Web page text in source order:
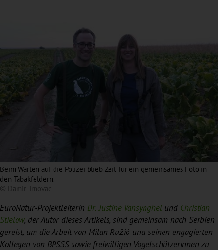
Beim Warten auf die Polizei blieb Zeit für ein gemeinsames Foto in
den Tabakfeldern.
© Damir Trnovac
EuroNatur-Projektleiterin Dr. Justine Vansynghel und Christian
Stielow, der Autor dieses Artikels, sind gemeinsam nach Serbien
gereist, um die Arbeit von Milan Ružić und seinen engagierten
Kollegen von BPSSS sowie freiwilligen Vogelschützerinnen zu